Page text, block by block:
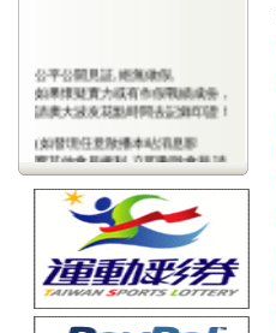
公平公開見証,絕無做假,
如果懷疑實力或有作假戰績成份，
請廣大波友花點時間去記錄印證！
(如發現任意散播本站消息影
響其他會員權利,立即刪除會藉,請
會
員注意)